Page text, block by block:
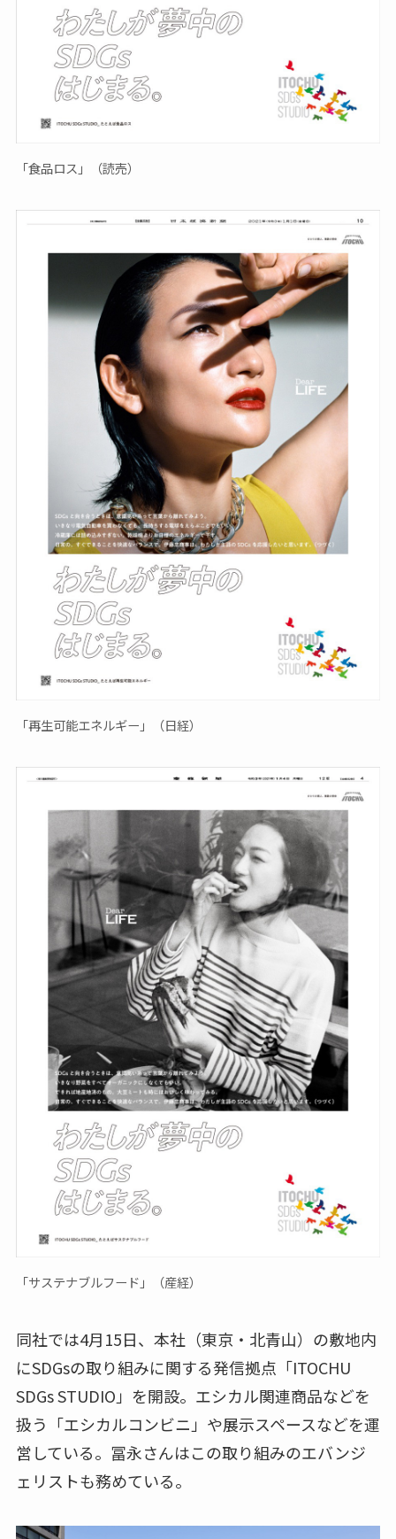
「食品ロス」（読売）
「再生可能エネルギー」（日経）
「サステナブルフード」（産経）
同社では4月15日、本社（東京・北青山）の敷地内
にSDGsの取り組みに関する発信拠点「ITOCHU
SDGs STUDIO」を開設。エシカル関連商品などを
扱う「エシカルコンビニ」や展示スペースなどを運
営している。冨永さんはこの取り組みのエバンジ
ェリストも務めている。